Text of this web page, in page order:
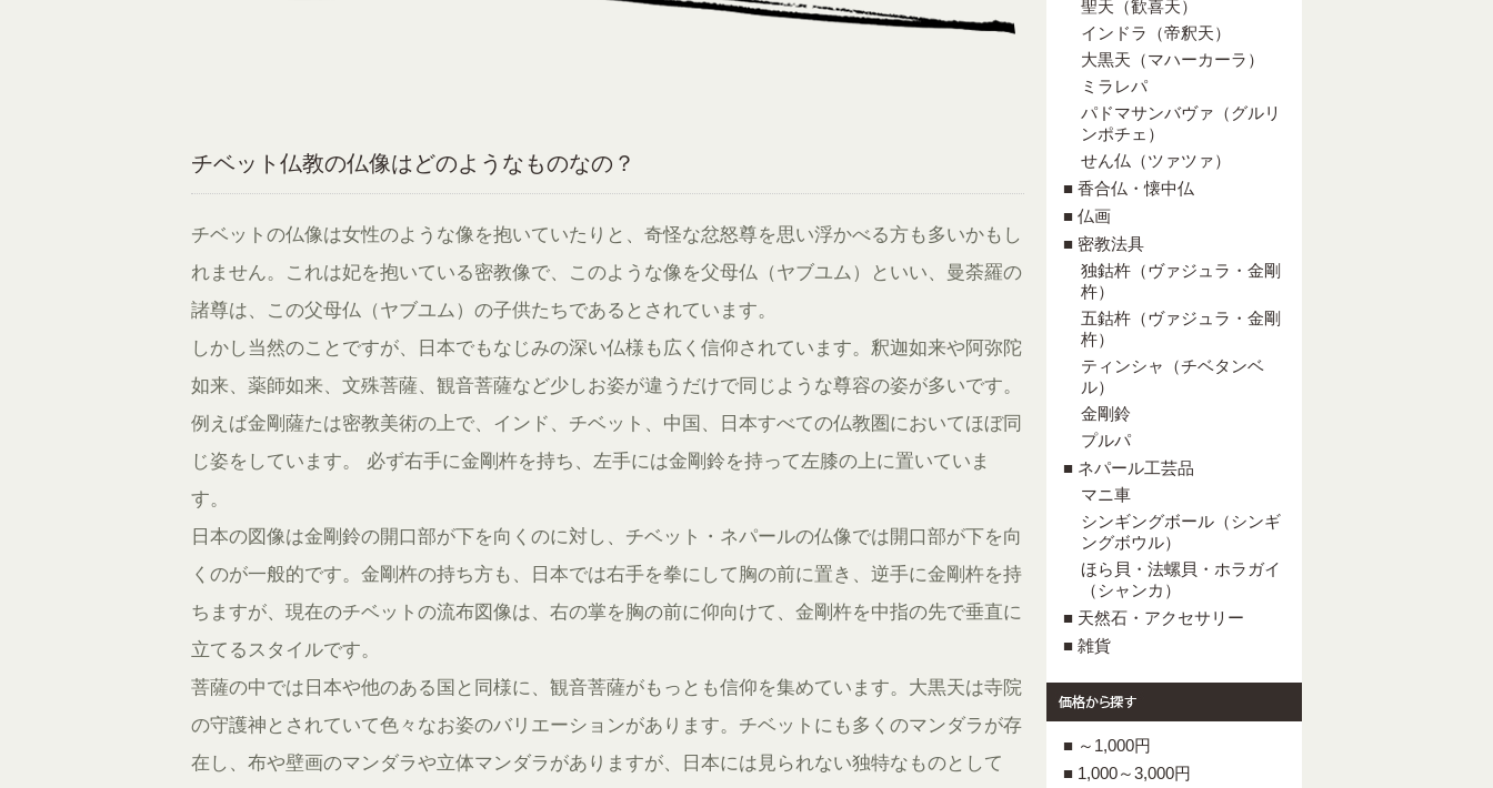
チベット仏教の仏像はどのようなものなの？
チベットの仏像は女性のような像を抱いていたりと、奇怪な忿怒尊を思い浮かべる方も多いかもし
れません。これは妃を抱いている密教像で、このような像を父母仏（ヤブユム）といい、曼荼羅の
諸尊は、この父母仏（ヤブユム）の子供たちであるとされています。
しかし当然のことですが、日本でもなじみの深い仏様も広く信仰されています。釈迦如来や阿弥陀
如来、薬師如来、文殊菩薩、観音菩薩など少しお姿が違うだけで同じような尊容の姿が多いです。
例えば金剛薩たは密教美術の上で、インド、チベット、中国、日本すべての仏教圏においてほぼ同
じ姿をしています。 必ず右手に金剛杵を持ち、左手には金剛鈴を持って左膝の上に置いていま
す。
日本の図像は金剛鈴の開口部が下を向くのに対し、チベット・ネパールの仏像では開口部が下を向
くのが一般的です。金剛杵の持ち方も、日本では右手を拳にして胸の前に置き、逆手に金剛杵を持
ちますが、現在のチベットの流布図像は、右の掌を胸の前に仰向けて、金剛杵を中指の先で垂直に
立てるスタイルです。
菩薩の中では日本や他のある国と同様に、観音菩薩がもっとも信仰を集めています。大黒天は寺院
の守護神とされていて色々なお姿のバリエーションがあります。チベットにも多くのマンダラが存
在し、布や壁画のマンダラや立体マンダラがありますが、日本には見られない独特なものとして
聖天（歓喜天）
インドラ（帝釈天）
大黒天（マハーカーラ）
ミラレパ
パドマサンバヴァ（グルリ
ンポチェ）
せん仏（ツァツァ）
■ 香合仏・懐中仏
■ 仏画
■ 密教法具
独鈷杵（ヴァジュラ・金剛
杵）
五鈷杵（ヴァジュラ・金剛
杵）
ティンシャ（チベタンベ
ル）
金剛鈴
プルパ
■ ネパール工芸品
マニ車
シンギングボール（シンギ
ングボウル）
ほら貝・法螺貝・ホラガイ
（シャンカ）
■ 天然石・アクセサリー
■ 雑貨
■ ～1,000円
■ 1,000～3,000円